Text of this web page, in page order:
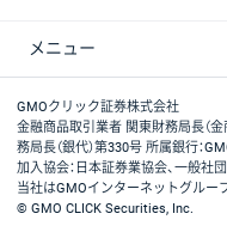
メニュー
取引規程・約款
最良執行方針
ディスクレイマー
リスク説明
GMOクリック証券ホー
GMOクリック証券株式会社
金融商品取引業者 関東財務局長（
務局長（銀代）第330号 所属銀行：
加入協会：日本証券業協会、一般社
当社はGMOインターネットグルー
© GMO CLICK Securities, Inc.